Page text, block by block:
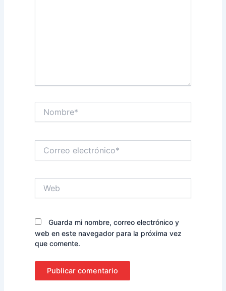
electrónico*
Guarda mi nombre, correo electrónico y
web en este navegador para la próxima vez
que comente.